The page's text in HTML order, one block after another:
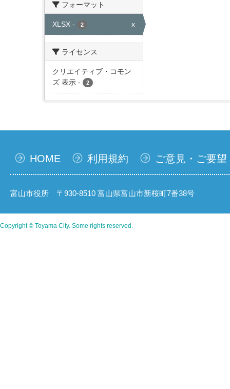
フォーマット
XLSX - 2 x
ライセンス
クリエイティブ・コモン
ズ 表示 - 2
HOME 利用規約 ご意見・ご要望
富山市役所 〒930-8510 富山県富山市新桜町7番38号
Copyright © Toyama City. Some rights reserved.